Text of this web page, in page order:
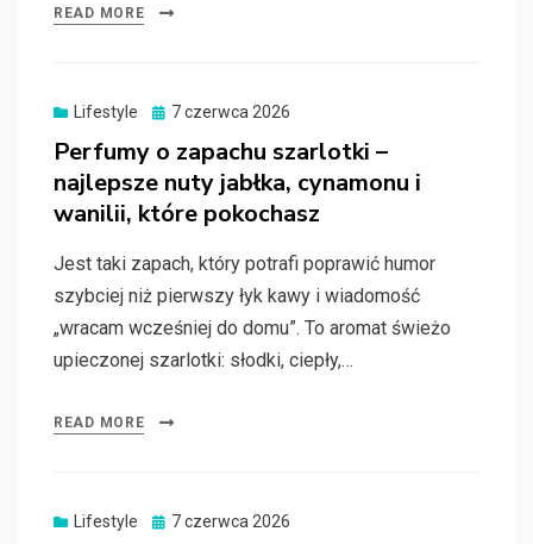
READ MORE
Lifestyle
Posted
7 czerwca 2026
Perfumy o zapachu szarlotki –
najlepsze nuty jabłka, cynamonu i
wanilii, które pokochasz
Jest taki zapach, który potrafi poprawić humor
szybciej niż pierwszy łyk kawy i wiadomość
„wracam wcześniej do domu”. To aromat świeżo
upieczonej szarlotki: słodki, ciepły,…
READ MORE
Lifestyle
Posted
7 czerwca 2026